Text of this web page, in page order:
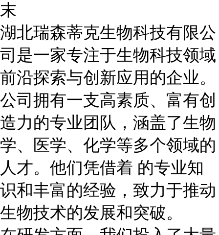
末
湖北瑞森蒂克生物科技有限公
司是一家专注于生物科技领域
前沿探索与创新应用的企业。
公司拥有一支高素质、富有创
造力的专业团队，涵盖了生物
学、医学、化学等多个领域的
人才。他们凭借着 的专业知
识和丰富的经验，致力于推动
生物技术的发展和突破。